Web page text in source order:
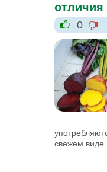
+1
0
-1
свежем виде